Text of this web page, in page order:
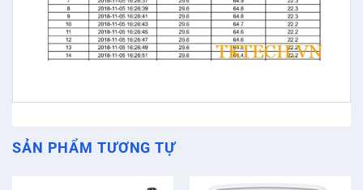
SẢN PHẨM TƯƠNG TỰ